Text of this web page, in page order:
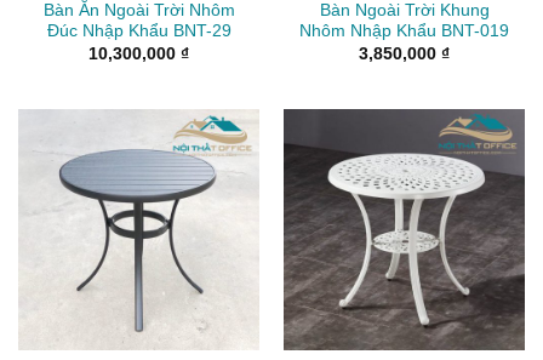
Bàn Ăn Ngoài Trời Nhôm
Đúc Nhập Khẩu BNT-29
10,300,000 ₫
Bàn Ngoài Trời Khung
Nhôm Nhập Khẩu BNT-019
3,850,000 ₫